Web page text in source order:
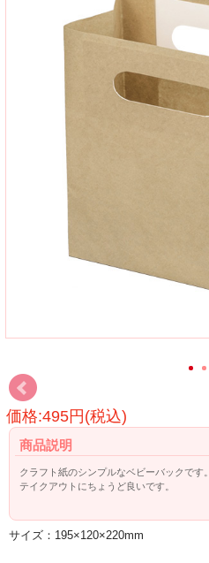
価格:495円(税込)
商品説明
クラフト紙のシンプルなベビーバックです。
テイクアウトにちょうど良いです。
サイズ：195×120×220mm